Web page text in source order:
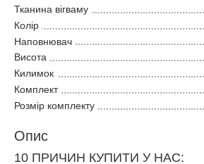
Тканина вігваму
Колір
Наповнювач
Висота
Килимок
Комплект
Розмір комплекту
Опис
10 ПРИЧИН КУПИТИ У НАС: